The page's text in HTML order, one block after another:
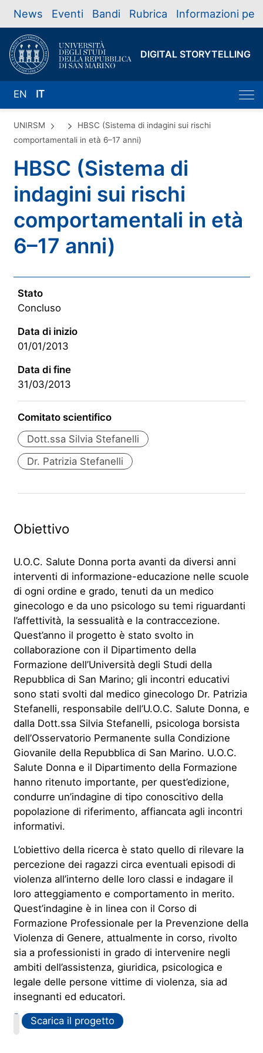
News Eventi Bandi Rubrica Informazioni per
DIGITAL STORYTELLING
EN IT
UNIRSM
HBSC (Sistema di indagini sui rischi
comportamentali in età 6–17 anni)
HBSC (Sistema di
indagini sui rischi
comportamentali in età
6–17 anni)
Stato
Concluso
Data di inizio
01/01/2013
Data di fine
31/03/2013
Comitato scientifico
Dott.ssa Silvia Stefanelli
Dr. Patrizia Stefanelli
Obiettivo
U.O.C. Salute Donna porta avanti da diversi anni
interventi di informazione-educazione nelle scuole
di ogni ordine e grado, tenuti da un medico
ginecologo e da uno psicologo su temi riguardanti
l’affettività, la sessualità e la contraccezione.
Quest’anno il progetto è stato svolto in
collaborazione con il Dipartimento della
Formazione dell’Università degli Studi della
Repubblica di San Marino; gli incontri educativi
sono stati svolti dal medico ginecologo Dr. Patrizia
Stefanelli, responsabile dell’U.O.C. Salute Donna, e
dalla Dott.ssa Silvia Stefanelli, psicologa borsista
dell’Osservatorio Permanente sulla Condizione
Giovanile della Repubblica di San Marino. U.O.C.
Salute Donna e il Dipartimento della Formazione
hanno ritenuto importante, per quest’edizione,
condurre un’indagine di tipo conoscitivo della
popolazione di riferimento, affiancata agli incontri
informativi.
L’obiettivo della ricerca è stato quello di rilevare la
percezione dei ragazzi circa eventuali episodi di
violenza all’interno delle loro classi e indagare il
loro atteggiamento e comportamento in merito.
Quest’indagine è in linea con il Corso di
Formazione Professionale per la Prevenzione della
Violenza di Genere, attualmente in corso, rivolto
sia a professionisti in grado di intervenire negli
ambiti dell’assistenza, giuridica, psicologica e
legale delle persone vittime di violenza, sia ad
insegnanti ed educatori.
PDF
Scarica il progetto